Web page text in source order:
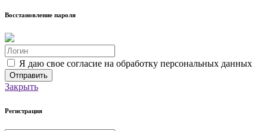
Восстановление пароля
Я даю свое согласие на обработку персональных данных
Закрыть
Регистрация